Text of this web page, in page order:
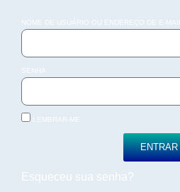
NOME DE USUÁRIO OU ENDEREÇO DE E-MAIL
SENHA
LEMBRAR-ME
ENTRAR
Esqueceu sua senha?